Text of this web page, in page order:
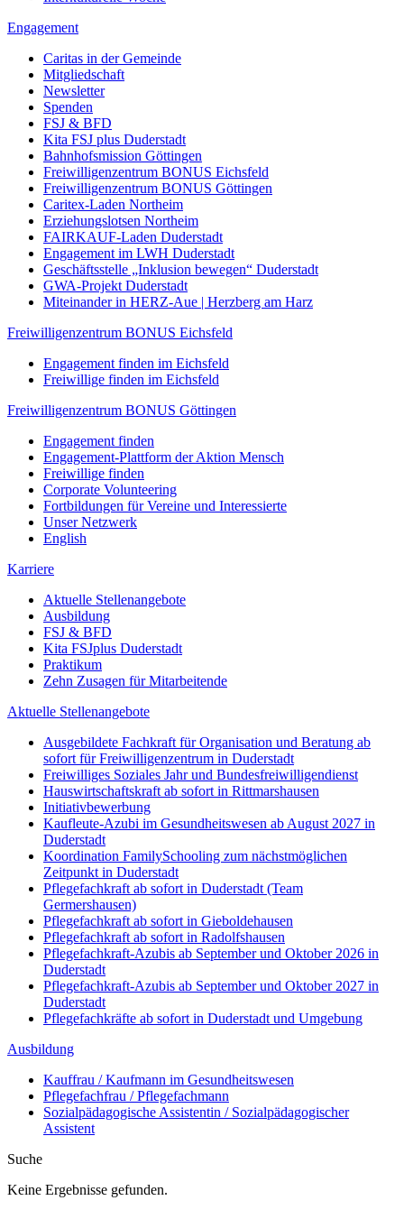
Engagement
Caritas in der Gemeinde
Mitgliedschaft
Newsletter
Spenden
FSJ & BFD
Kita FSJ plus Duderstadt
Bahnhofsmission Göttingen
Freiwilligenzentrum BONUS Eichsfeld
Freiwilligenzentrum BONUS Göttingen
Caritex-Laden Northeim
Erziehungslotsen Northeim
FAIRKAUF-Laden Duderstadt
Engagement im LWH Duderstadt
Geschäftsstelle „Inklusion bewegen“ Duderstadt
GWA-Projekt Duderstadt
Miteinander in HERZ-Aue | Herzberg am Harz
Freiwilligenzentrum BONUS Eichsfeld
Engagement finden im Eichsfeld
Freiwillige finden im Eichsfeld
Freiwilligenzentrum BONUS Göttingen
Engagement finden
Engagement-Plattform der Aktion Mensch
Freiwillige finden
Corporate Volunteering
Fortbildungen für Vereine und Interessierte
Unser Netzwerk
English
Karriere
Aktuelle Stellenangebote
Ausbildung
FSJ & BFD
Kita FSJplus Duderstadt
Praktikum
Zehn Zusagen für Mitarbeitende
Aktuelle Stellenangebote
Ausgebildete Fachkraft für Organisation und Beratung ab
sofort für Freiwilligenzentrum in Duderstadt
Freiwilliges Soziales Jahr und Bundesfreiwilligendienst
Hauswirtschaftskraft ab sofort in Rittmarshausen
Initiativbewerbung
Kaufleute-Azubi im Gesundheitswesen ab August 2027 in
Duderstadt
Koordination FamilySchooling zum nächstmöglichen
Zeitpunkt in Duderstadt
Pflegefachkraft ab sofort in Duderstadt (Team
Germershausen)
Pflegefachkraft ab sofort in Gieboldehausen
Pflegefachkraft ab sofort in Radolfshausen
Pflegefachkraft-Azubis ab September und Oktober 2026 in
Duderstadt
Pflegefachkraft-Azubis ab September und Oktober 2027 in
Duderstadt
Pflegefachkräfte ab sofort in Duderstadt und Umgebung
Ausbildung
Kauffrau / Kaufmann im Gesundheitswesen
Pflegefachfrau / Pflegefachmann
Sozialpädagogische Assistentin / Sozialpädagogischer
Assistent
Suche
Keine Ergebnisse gefunden.